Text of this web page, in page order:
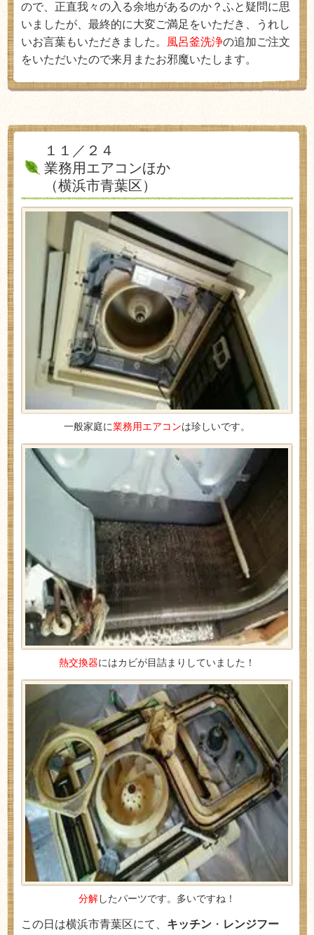
ので、正直我々の入る余地があるのか？ふと疑問に思
いましたが、最終的に大変ご満足をいただき、うれし
いお言葉もいただきました。
風呂釜洗浄の追加ご注文
をいただいたので来月またお邪魔いたします。
１１／２４
業務用エアコンほか
（横浜市青葉区）
一般家庭に業務用エアコンは珍しいです。
熱交換器にはカビが目詰まりしていました！
分解したパーツです。多いですね！
この日は横浜市青葉区にて、 キッチン ・ レンジフー